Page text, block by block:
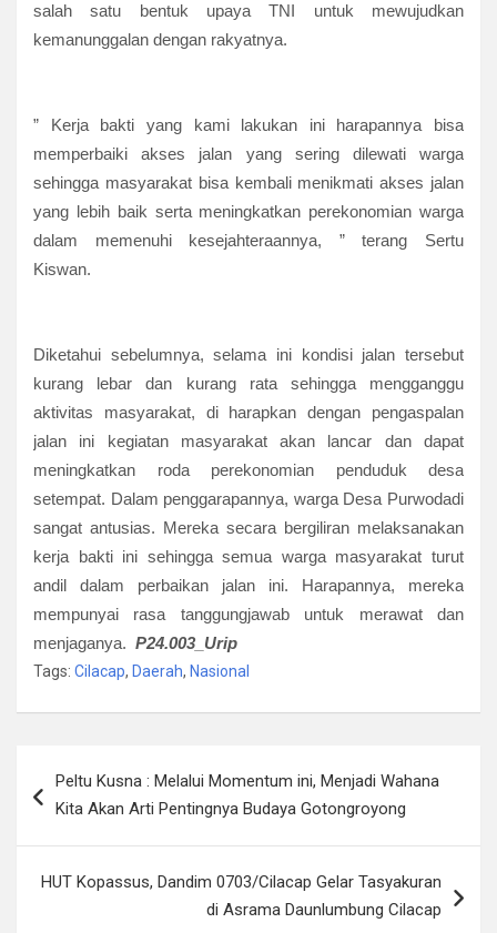
salah satu bentuk upaya TNI untuk mewujudkan
kemanunggalan dengan rakyatnya.
” Kerja bakti yang kami lakukan ini harapannya bisa
memperbaiki akses jalan yang sering dilewati warga
sehingga masyarakat bisa kembali menikmati akses jalan
yang lebih baik serta meningkatkan perekonomian warga
dalam memenuhi kesejahteraannya, ” terang Sertu
Kiswan.
Diketahui sebelumnya, selama ini kondisi jalan tersebut
kurang lebar dan kurang rata sehingga mengganggu
aktivitas masyarakat, di harapkan dengan pengaspalan
jalan ini kegiatan masyarakat akan lancar dan dapat
meningkatkan roda perekonomian penduduk desa
setempat. Dalam penggarapannya, warga Desa Purwodadi
sangat antusias. Mereka secara bergiliran melaksanakan
kerja bakti ini sehingga semua warga masyarakat turut
andil dalam perbaikan jalan ini. Harapannya, mereka
mempunyai rasa tanggungjawab untuk merawat dan
menjaganya. P24.003_Urip
Tags: Cilacap, Daerah, Nasional
posPeltu Kusna : Melalui Momentum ini, Menjadi Wahana
Kita Akan Arti Pentingnya Budaya Gotongroyong
HUT Kopassus, Dandim 0703/Cilacap Gelar Tasyakuran
di Asrama Daunlumbung Cilacap